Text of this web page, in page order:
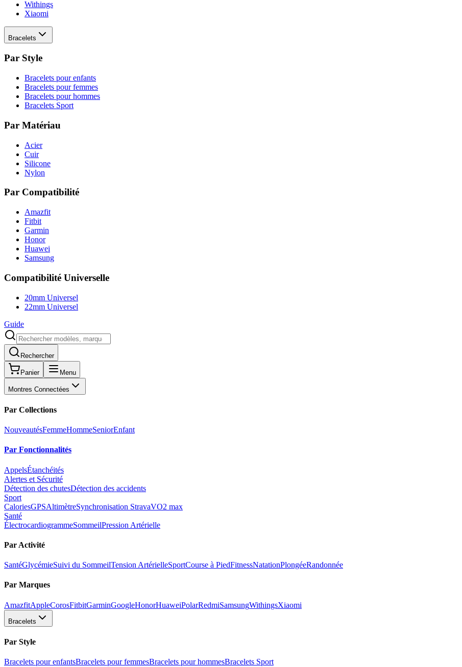
Withings
Xiaomi
Bracelets
Par Style
Bracelets pour enfants
Bracelets pour femmes
Bracelets pour hommes
Bracelets Sport
Par Matériau
Acier
Cuir
Silicone
Nylon
Par Compatibilité
Amazfit
Fitbit
Garmin
Honor
Huawei
Samsung
Compatibilité Universelle
20mm Universel
22mm Universel
Guide
Rechercher
Panier Menu
Montres Connectées
Par Collections
NouveautésFemmeHommeSeniorEnfant
Par Fonctionnalités
AppelsÉtanchéités
Alertes et Sécurité
Détection des chutesDétection des accidents
Sport
CaloriesGPSAltimètreSynchronisation StravaVO2 max
Santé
ÉlectrocardiogrammeSommeilPression Artérielle
Par Activité
SantéGlycémieSuivi du SommeilTension ArtérielleSportCourse à PiedFitnessNatationPlongéeRandonnée
Par Marques
AmazfitAppleCorosFitbitGarminGoogleHonorHuaweiPolarRedmiSamsungWithingsXiaomi
Bracelets
Par Style
Bracelets pour enfantsBracelets pour femmesBracelets pour hommesBracelets Sport